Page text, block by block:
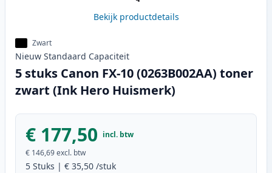
Bekijk productdetails
Zwart
Nieuw Standaard Capaciteit
5 stuks Canon FX-10 (0263B002AA) toner
zwart (Ink Hero Huismerk)
€ 177,50 incl. btw
€ 146,69excl. btw
5 Stuks | € 35,50 /stuk